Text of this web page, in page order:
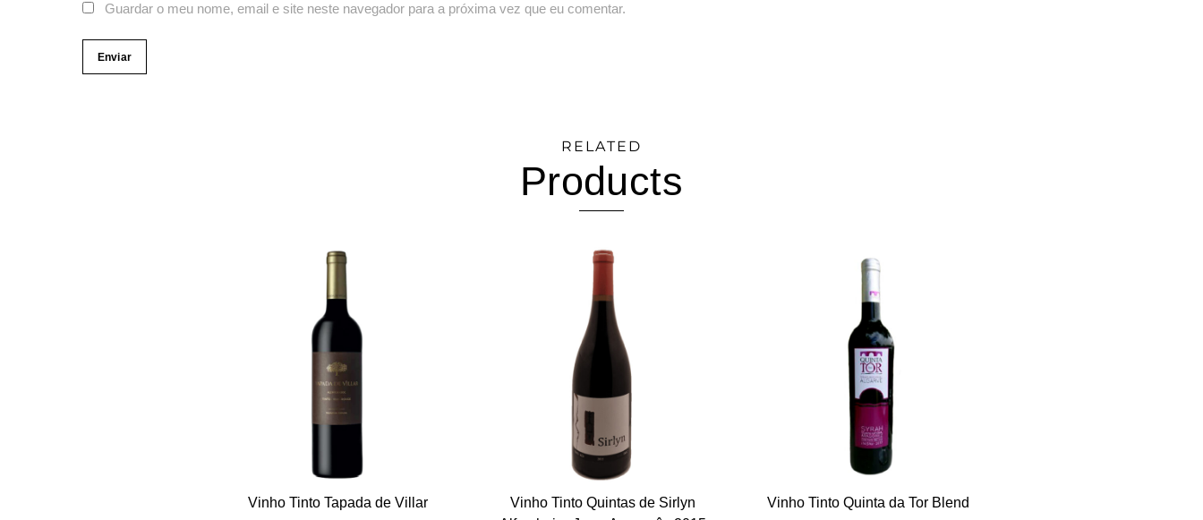
Guardar o meu nome, email e site neste navegador para a próxima vez que eu comentar.
RELATED
Products
Vinho Tinto Tapada de Villar
Vinho Tinto Quintas de Sirlyn
Vinho Tinto Quinta da Tor Blend